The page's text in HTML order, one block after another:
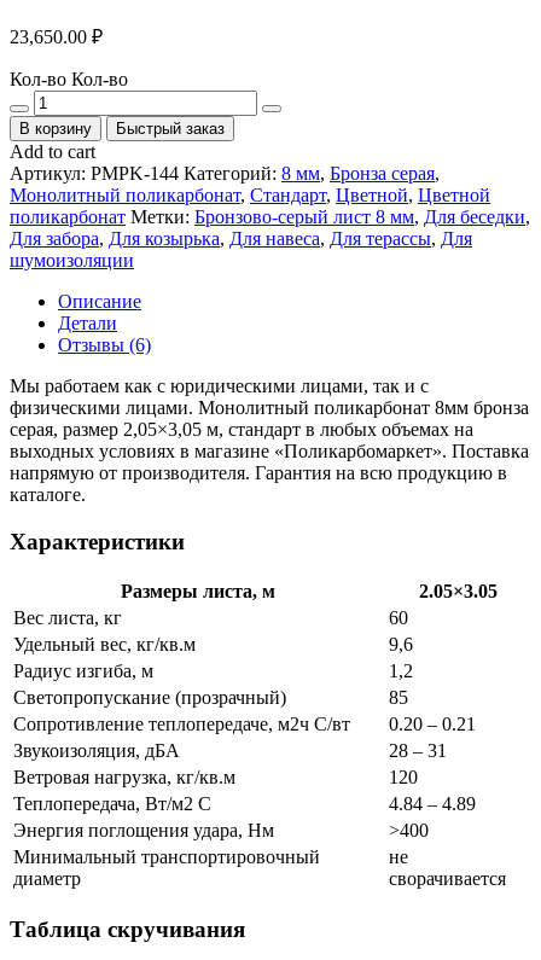
23,650.00 ₽
Кол-во Кол-во
В корзину Быстрый заказ
Add to cart
Артикул: PMPK-144 Категорий: 8 мм, Бронза серая,
Монолитный поликарбонат, Стандарт, Цветной, Цветной
поликарбонат Метки: Бронзово-серый лист 8 мм, Для беседки,
Для забора, Для козырька, Для навеса, Для терассы, Для
шумоизоляции
Описание
Детали
Отзывы (6)
Мы работаем как с юридическими лицами, так и с
физическими лицами. Монолитный поликарбонат 8мм бронза
серая, размер 2,05×3,05 м, стандарт в любых объемах на
выходных условиях в магазине «Поликарбомаркет». Поставка
напрямую от производителя. Гарантия на всю продукцию в
каталоге.
Характеристики
Размеры листа, м
2.05×3.05
Вес листа, кг
60
Удельный вес, кг/кв.м
9,6
Радиус изгиба, м
1,2
Светопропускание (прозрачный)
85
Сопротивление теплопередаче, м2ч С/вт
0.20 – 0.21
Звукоизоляция, дБА
28 – 31
Ветровая нагрузка, кг/кв.м
120
Теплопередача, Вт/м2 С
4.84 – 4.89
Энергия поглощения удара, Нм
>400
Минимальный транспортировочный
диаметр
не
сворачивается
Таблица скручивания